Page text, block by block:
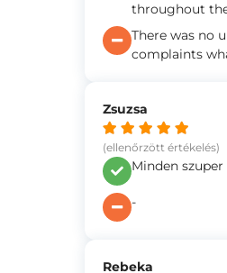
throughout
There was no
complaints
Zsuzsa
(ellenőrzött értékelés)
Minden
-
Rebeka